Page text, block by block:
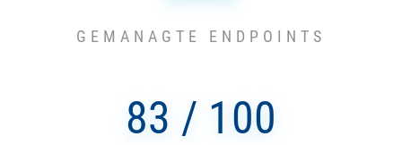
GEMANAGTE ENDPOINTS
83 / 100